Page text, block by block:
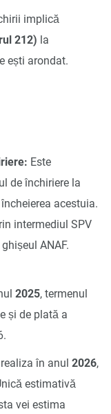
implică
212) la
ești arondat.
Este
de închiriere la
acestuia.
intermediul SPV
ANAF.
2025, termenul
și de plată a
în anul 2026,
estimativă
vei estima